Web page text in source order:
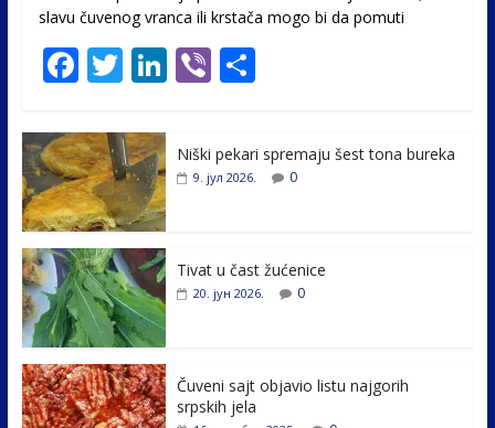
slavu čuvenog vranca ili krstača mogo bi da pomuti
F
e
b
o
o
k
T
itt
er
Li
e
Vi
er
S
e
Niški pekari spremaju šest tona bureka
9. јул 2026. 0
Tivat u čast žućenice
20. јун 2026. 0
Čuveni sajt objavio listu najgorih
srpskih jela